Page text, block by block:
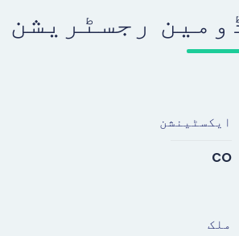
رجسٹریشن
ایکسٹینشن
co
ملک